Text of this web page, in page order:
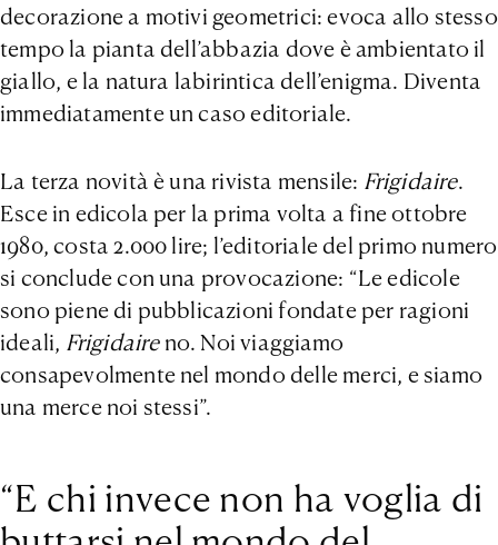
decorazione a motivi geometrici: evoca allo stesso
tempo la pianta dell’abbazia dove è ambientato il
giallo, e la natura labirintica dell’enigma. Diventa
immediatamente un caso editoriale.
La terza novità è una rivista mensile: Frigidaire.
Esce in edicola per la prima volta a fine ottobre
1980, costa 2.000 lire; l’editoriale del primo numero
si conclude con una provocazione: “Le edicole
sono piene di pubblicazioni fondate per ragioni
ideali, Frigidaire no. Noi viaggiamo
consapevolmente nel mondo delle merci, e siamo
una merce noi stessi”.
“E chi invece non ha voglia di